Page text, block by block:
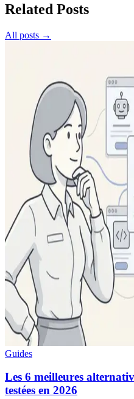
Related Posts
All posts →
Guides
Les 6 meilleures
testées en 2026